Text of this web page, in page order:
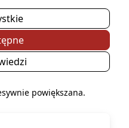
powiększana.